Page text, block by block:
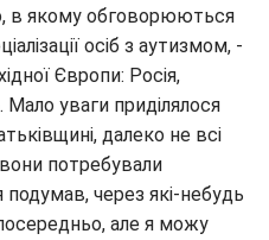
в якому обговорюються
осіб з аутизмом, -
Європи: Росія,
Мало уваги приділялося
далеко не всі
потребували
подумав, через які-небудь
але я можу